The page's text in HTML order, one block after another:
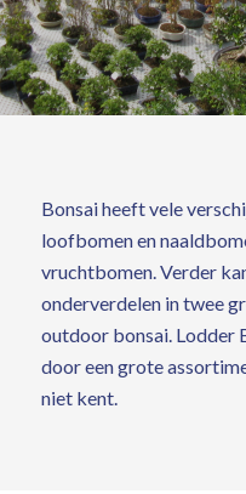
Bonsai heeft vele
loofbomen en
vruchtbomen. Verder
onderverdelen in twee
outdoor bonsai. Lodder
door een grote
niet kent.